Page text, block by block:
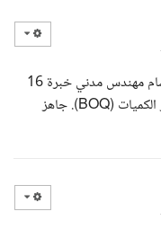
وعليكم السلام ورحمة الله وبركاته معك م حسام مهندس مدني خبرة 16
عاما في المكتب الفني وإدارة المشاريع وحصر الكميات (BOQ). جاهز